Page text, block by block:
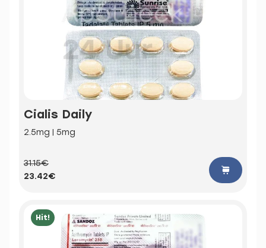
Cialis Daily
2.5mg | 5mg
31.15€
23.42€
Hit!